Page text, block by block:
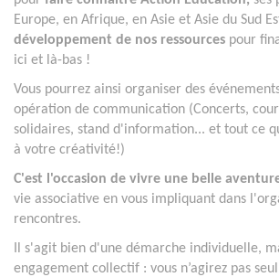
Europe, en Afrique, en Asie et Asie du Sud
développement de nos ressources pour
ici et là-bas !
Vous pourrez ainsi organiser des
opération de communication (Concerts,
solidaires, stand d'information... et tout ce
à votre créativité!)
C'est l'occasion de vivre une belle
vie associative en vous impliquant dans
rencontres.
Il s'agit bien d'une démarche individuelle,
engagement collectif : vous n’agirez pas